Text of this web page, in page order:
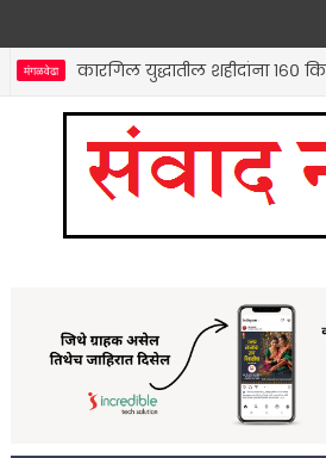
कारगिल युद्धातील शहीदांना १६०